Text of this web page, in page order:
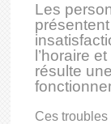
Les
l’horaire
résulte
Ces troubles